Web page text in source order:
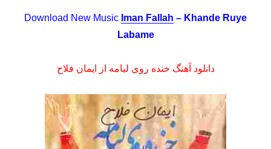
Download New Music Iman Fallah – Khande Ruye
Labame
دانلود آهنگ خنده روی لبامه از ایمان فلاح